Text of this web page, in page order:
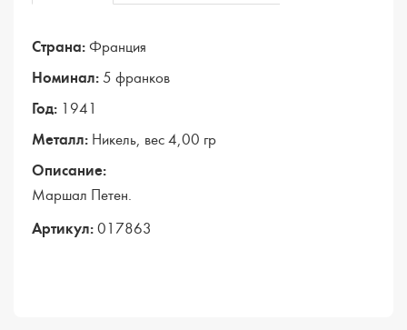
Страна: Франция
Номинал: 5 франков
Год: 1941
Металл: Никель, вес 4,00 гр
Описание:
Маршал Петен.
Артикул: 017863